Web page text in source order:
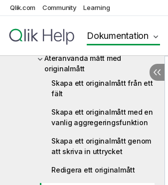
Qlik.com Community Learning
Dokumentation
med en originalvisualisering
Återanvända dimensioner med
originaldimensioner
Återanvända mått med
originalmått
Skapa ett originalmått från ett
fält
Skapa ett originalmått med en
vanlig aggregeringsfunktion
Skapa ett originalmått genom
att skriva in uttrycket
Redigera ett originalmått